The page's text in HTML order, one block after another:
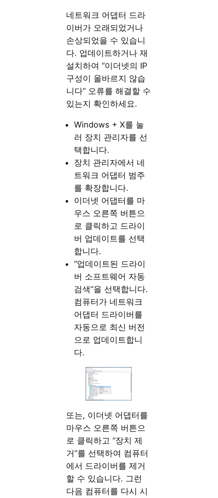
네트워크 어댑터 드라
이버가 오래되었거나
손상되었을 수 있습니
다. 업데이트하거나 재
설치하여 “이더넷의 IP
구성이 올바르지 않습
니다” 오류를 해결할 수
있는지 확인하세요.
Windows + X를 눌
러 장치 관리자를 선
택합니다.
장치 관리자에서 네
트워크 어댑터 범주
를 확장합니다.
이더넷 어댑터를 마
우스 오른쪽 버튼으
로 클릭하고 드라이
버 업데이트를 선택
합니다.
“업데이트된 드라이
버 소프트웨어 자동
검색”을 선택합니다.
컴퓨터가 네트워크
어댑터 드라이버를
자동으로 최신 버전
으로 업데이트합니
다.
또는, 이더넷 어댑터를
마우스 오른쪽 버튼으
로 클릭하고 “장치 제
거”를 선택하여 컴퓨터
에서 드라이버를 제거
할 수 있습니다. 그런
다음 컴퓨터를 다시 시